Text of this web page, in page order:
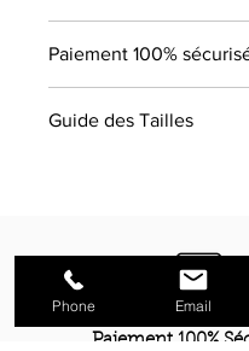
Paiement 100%
Guide des Tailles
Paiement 100%
Phone Email